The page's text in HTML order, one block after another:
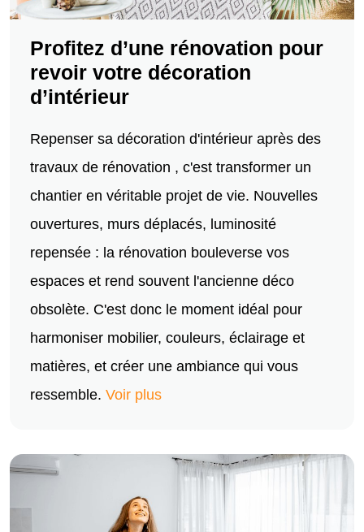
Profitez d’une rénovation pour
revoir votre décoration
d’intérieur
Repenser sa décoration d'intérieur après des
travaux de rénovation , c'est transformer un
chantier en véritable projet de vie. Nouvelles
ouvertures, murs déplacés, luminosité
repensée : la rénovation bouleverse vos
espaces et rend souvent l'ancienne déco
obsolète. C'est donc le moment idéal pour
harmoniser mobilier, couleurs, éclairage et
matières, et créer une ambiance qui vous
ressemble. Voir plus